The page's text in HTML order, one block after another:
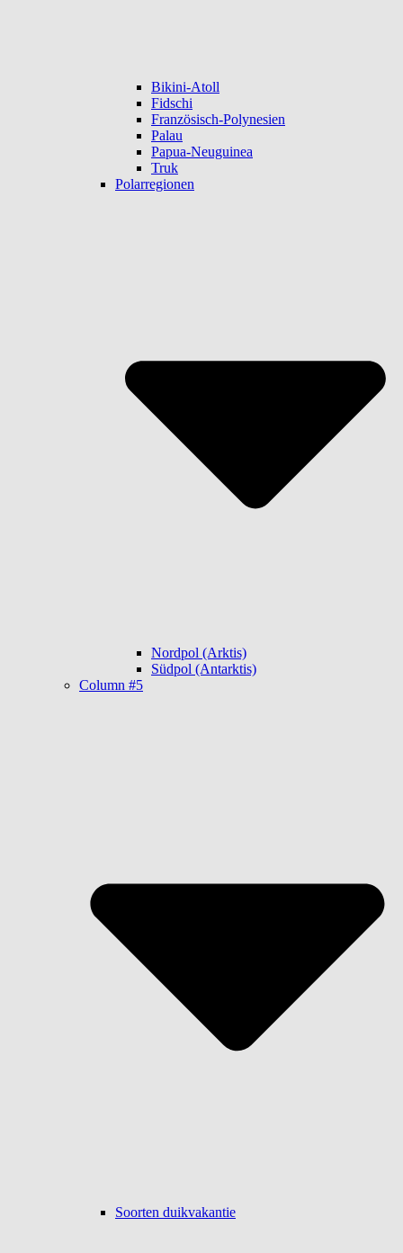
Bikini-Atoll
Fidschi
Französisch-Polynesien
Palau
Papua-Neuguinea
Truk
Polarregionen
Nordpol (Arktis)
Südpol (Antarktis)
Column #5
Soorten duikvakantie